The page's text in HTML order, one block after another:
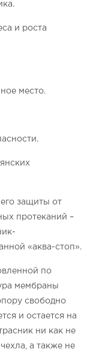
и роста
место.
защиты от
протеканий –
«аква-стоп».
по
мембраны
свободно
и остается на
ни как не
а также не